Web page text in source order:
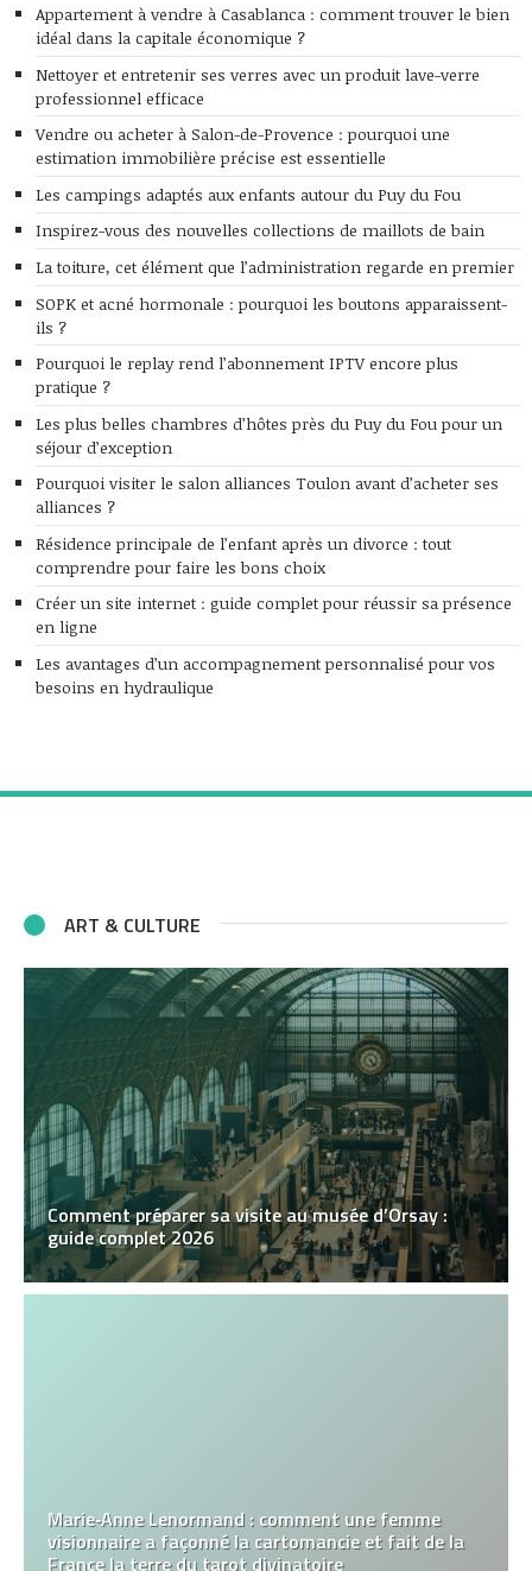
Appartement à vendre à Casablanca : comment trouver le bien
idéal dans la capitale économique ?
Nettoyer et entretenir ses verres avec un produit lave-verre
professionnel efficace
Vendre ou acheter à Salon-de-Provence : pourquoi une
estimation immobilière précise est essentielle
Les campings adaptés aux enfants autour du Puy du Fou
Inspirez-vous des nouvelles collections de maillots de bain
La toiture, cet élément que l’administration regarde en premier
SOPK et acné hormonale : pourquoi les boutons apparaissent-
ils ?
Pourquoi le replay rend l’abonnement IPTV encore plus
pratique ?
Les plus belles chambres d’hôtes près du Puy du Fou pour un
séjour d’exception
Pourquoi visiter le salon alliances Toulon avant d’acheter ses
alliances ?
Résidence principale de l’enfant après un divorce : tout
comprendre pour faire les bons choix
Créer un site internet : guide complet pour réussir sa présence
en ligne
Les avantages d’un accompagnement personnalisé pour vos
besoins en hydraulique
ART & CULTURE
Comment préparer sa visite au musée d’Orsay :
guide complet 2026
Marie‑Anne Lenormand : comment une femme
visionnaire a façonné la cartomancie et fait de la
France la terre du tarot divinatoire